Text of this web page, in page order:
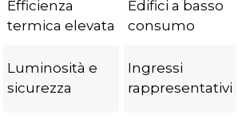
Efficienza
termica elevata
Edifici a basso
consumo
Luminosità e
sicurezza
Ingressi
rappresentativi